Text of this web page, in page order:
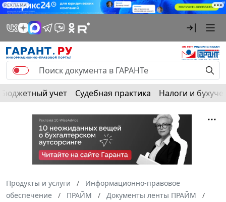
РЕКЛАМА
Бюджетный учет Судебная практика Налоги и
Продукты и услуги
Информационно-правовое
обеспечение
ПРАЙМ
Документы ленты ПРАЙМ